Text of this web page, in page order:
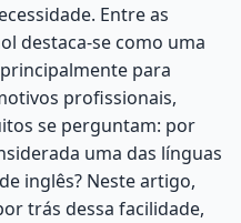
Entre as
destaca-se como uma
para
profissionais,
se perguntam: por
uma das línguas
inglês? Neste artigo,
trás dessa facilidade,